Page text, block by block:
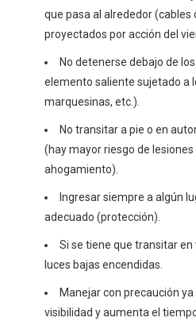
que pasa al alrededor (cables
proyectados por acción del
No detenerse debajo de
elemento saliente sujetado a
marquesinas, etc.).
No transitar a pie o en
(hay mayor riesgo de
ahogamiento).
Ingresar siempre a algún
adecuado (protección).
Si se tiene que transitar en
luces bajas encendidas.
Manejar con precaución
visibilidad y aumenta el